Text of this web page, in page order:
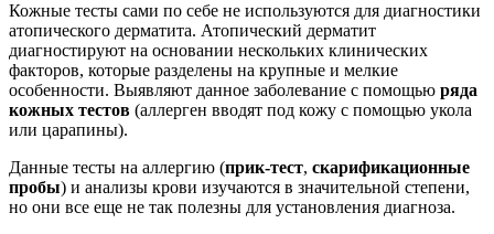
Кожные тесты сами по себе не используются для диагностики
атопического дерматита. Атопический дерматит
диагностируют на основании нескольких клинических
факторов, которые разделены на крупные и мелкие
особенности. Выявляют данное заболевание с помощью ряда
кожных тестов (аллерген вводят под кожу с помощью укола
или царапины).
Данные тесты на аллергию (прик-тест, скарификационные
пробы) и анализы крови изучаются в значительной степени,
но они все еще не так полезны для установления диагноза.